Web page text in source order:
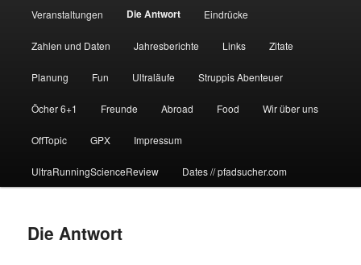
Veranstaltungen Die Antwort Eindrücke
Zahlen und Daten Jahresberichte Links Zitate
Planung Fun Ultraläufe Struppis Abenteuer
Öcher 6+1 Freunde Abroad Food Wir über uns
OffTopic GPX Impressum
UltraRunningScienceReview Dates // pfadsucher.com
Die Antwort